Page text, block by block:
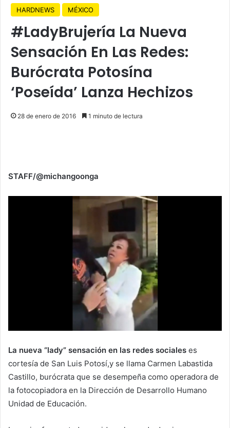
HARDNEWS MÉXICO
#LadyBrujería La Nueva
Sensación En Las Redes:
Burócrata Potosína
‘Poseída’ Lanza Hechizos
28 de enero de 2016 1 minuto de lectura
STAFF/@michangoonga
La nueva “lady” sensación en las redes sociales es
cortesía de San Luis Potosí,y se llama Carmen Labastida
Castillo, burócrata que se desempeña como operadora de
la fotocopiadora en la Dirección de Desarrollo Humano
Unidad de Educación.